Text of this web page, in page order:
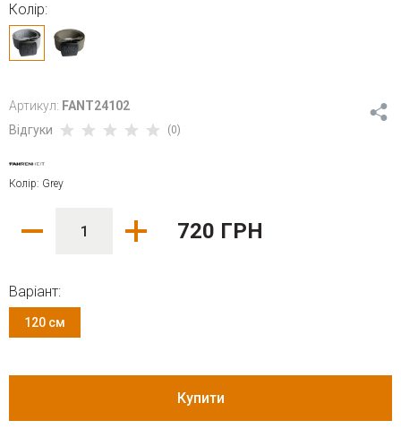
Колір:
Артикул: FANT24102
Відгуки
(0)
Колір: Grey
720 ГРН
Варіант:
120 см
Купити